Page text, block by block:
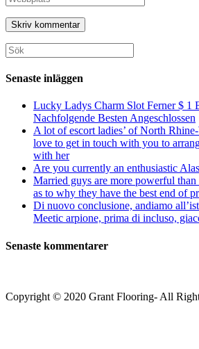
eller
användarnamn
för
att
kommentera
e-
postadress
för
att
kommentera
URL
till
din
webbplats
(valfritt)
Sök
efter:
Senaste inläggen
Lucky Ladys Charm Slot Ferner $ 1
Nachfolgende Besten Angeschlossen
A lot of escort ladies’ of North
love to get in touch with you to
with her
Are you currently an enthusiastic
Married guys are more powerful than
as to why they have the best end of
Di nuovo conclusione, andiamo
Meetic arpione, prima di incluso,
Senaste kommentarer
Copyright © 2020 Grant Flooring- All